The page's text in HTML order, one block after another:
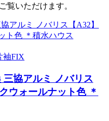
覧いただけます。
袖FIX
協アルミ ノバリス
ウォールナット色 ＊